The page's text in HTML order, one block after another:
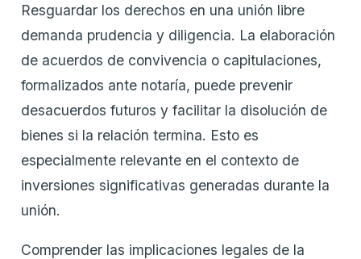
Resguardar los derechos en una unión libre
demanda prudencia y diligencia. La elaboración
de acuerdos de convivencia o capitulaciones,
formalizados ante notaría, puede prevenir
desacuerdos futuros y facilitar la disolución de
bienes si la relación termina. Esto es
especialmente relevante en el contexto de
inversiones significativas generadas durante la
unión.
Comprender las implicaciones legales de la